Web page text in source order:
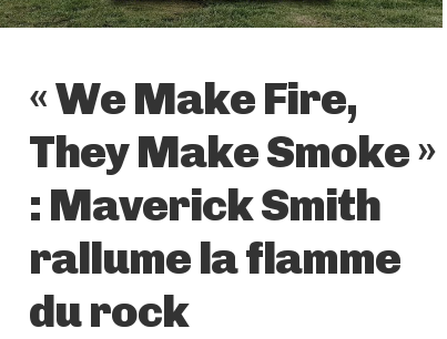
« We Make Fire,
They Make Smoke »
: Maverick Smith
rallume la flamme
du rock